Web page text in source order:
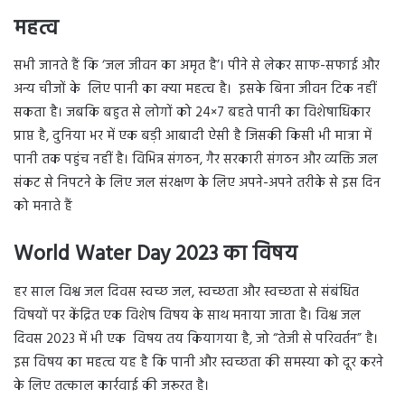
महत्व
सभी जानते हैं कि ‘जल जीवन का अमृत है’। पीने से लेकर साफ-सफाई और
अन्य चीजों के लिए पानी का क्या महत्व है। इसके बिना जीवन टिक नहीं
सकता है। जबकि बहुत से लोगों को 24×7 बहते पानी का विशेषाधिकार
प्राप्त है, दुनिया भर में एक बड़ी आबादी ऐसी है जिसकी किसी भी मात्रा में
पानी तक पहुंच नहीं है। विभिन्न संगठन, गैर सरकारी संगठन और व्यक्ति जल
संकट से निपटने के लिए जल संरक्षण के लिए अपने-अपने तरीके से इस दिन
को मनाते हैं
World Water Day 2023 का विषय
हर साल विश्व जल दिवस स्वच्छ जल, स्वच्छता और स्वच्छता से संबंधित
विषयों पर केंद्रित एक विशेष विषय के साथ मनाया जाता है। विश्व जल
दिवस 2023 में भी एक विषय तय कियागया है, जो “तेजी से परिवर्तन” है।
इस विषय का महत्व यह है कि पानी और स्वच्छता की समस्या को दूर करने
के लिए तत्काल कार्रवाई की जरूरत है।